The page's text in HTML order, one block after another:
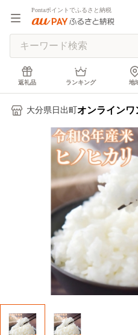
Pontaポイントでふるさと納税
返礼品 ランキング 地
大分県日出町 オンラインワ